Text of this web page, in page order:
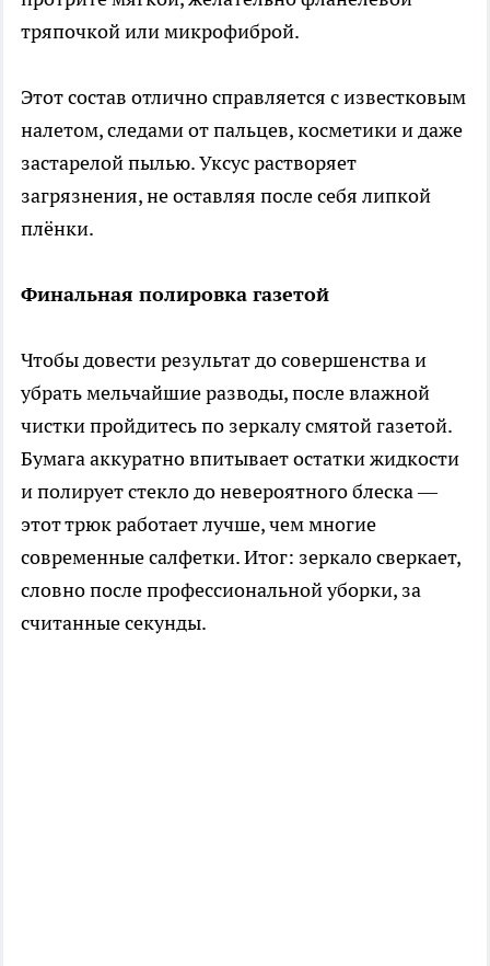
тряпочкой или микрофиброй.
Этот состав отлично справляется с известковым
налетом, следами от пальцев, косметики и даже
застарелой пылью. Уксус растворяет
загрязнения, не оставляя после себя липкой
плёнки.
Финальная полировка газетой
Чтобы довести результат до совершенства и
убрать мельчайшие разводы, после влажной
чистки пройдитесь по зеркалу смятой газетой.
Бумага аккуратно впитывает остатки жидкости
и полирует стекло до невероятного блеска —
этот трюк работает лучше, чем многие
современные салфетки. Итог: зеркало сверкает,
словно после профессиональной уборки, за
считанные секунды.